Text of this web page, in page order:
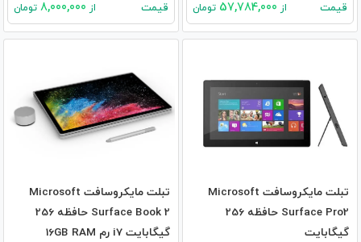
قیمت از تومان قیمت از تومان
تبلت مایکروسافت Microsoft
Surface Pro2 حافظه 256
گیگابایت
تبلت مایکروسافت Microsoft
Surface Book 2 حافظه 256
گیگابایت i7 رم 16GB RAM